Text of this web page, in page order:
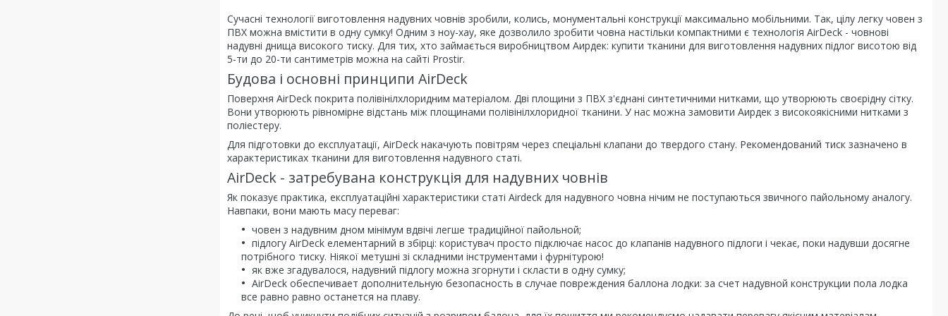
Сучасні технології виготовлення надувних човнів зробили, колись, монументальні конструкції максимально мобільними. Так, цілу легку човен з
ПВХ можна вмістити в одну сумку! Одним з ноу-хау, яке дозволило зробити човна настільки компактними є технологія AirDeck - човнові
надувні днища високого тиску. Для тих, хто займається виробництвом Аирдек: купити тканини для виготовлення надувних підлог висотою від
5-ти до 20-ти сантиметрів можна на сайті Prostir.
Будова і основні принципи AirDeck
Поверхня AirDeck покрита полівінілхлоридним матеріалом. Дві площини з ПВХ з'єднані синтетичними нитками, що утворюють своєрідну сітку.
Вони утворюють рівномірне відстань між площинами полівінілхлоридної тканини. У нас можна замовити Аирдек з високоякісними нитками з
поліестеру.
Для підготовки до експлуатації, AirDeck накачують повітрям через спеціальні клапани до твердого стану. Рекомендований тиск зазначено в
характеристиках тканини для виготовлення надувного статі.
AirDeck - затребувана конструкція для надувних човнів
Як показує практика, експлуатаційні характеристики статі Airdeck для надувного човна нічим не поступаються звичного пайольному аналогу.
Навпаки, вони мають масу переваг:
човен з надувним дном мінімум вдвічі легше традиційної пайольной;
підлогу AirDeck елементарний в збірці: користувач просто підключає насос до клапанів надувного підлоги і чекає, поки надувши досягне
потрібного тиску. Ніякої метушні зі складними інструментами і фурнітурою!
як вже згадувалося, надувний підлогу можна згорнути і скласти в одну сумку;
AirDeck обеспечивает дополнительную безопасность в случае повреждения баллона лодки: за счет надувной конструкции пола лодка
все равно равно останется на плаву.